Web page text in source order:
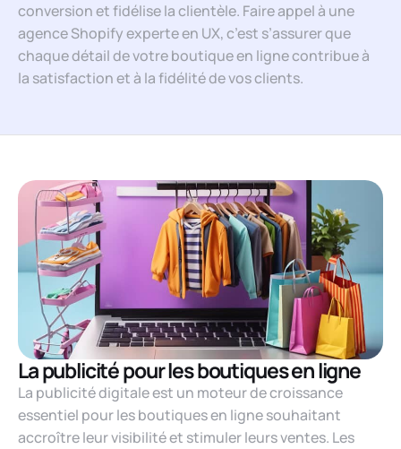
conversion et fidélise la clientèle. Faire appel à une
agence Shopify experte en UX, c’est s’assurer que
chaque détail de votre boutique en ligne contribue à
la satisfaction et à la fidélité de vos clients.
La publicité pour les boutiques en ligne
La publicité digitale est un moteur de croissance
essentiel pour les boutiques en ligne souhaitant
accroître leur visibilité et stimuler leurs ventes. Les